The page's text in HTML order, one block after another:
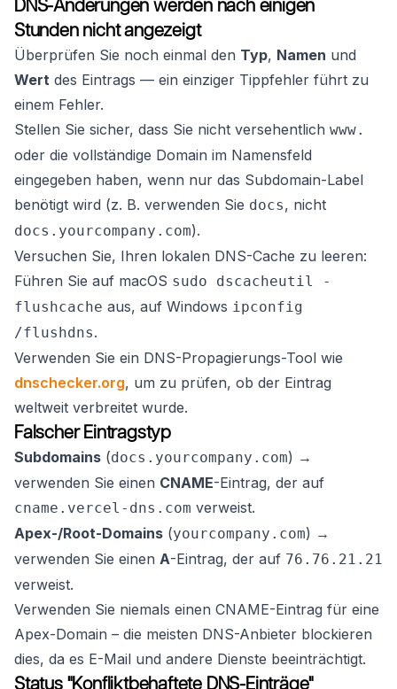
DNS-Änderungen werden nach einigen
Stunden nicht angezeigt
Überprüfen Sie noch einmal den Typ, Namen und
Wert des Eintrags — ein einziger Tippfehler führt zu
einem Fehler.
Stellen Sie sicher, dass Sie nicht versehentlich www.
oder die vollständige Domain im Namensfeld
eingegeben haben, wenn nur das Subdomain-Label
benötigt wird (z. B. verwenden Sie docs, nicht
docs.yourcompany.com).
Versuchen Sie, Ihren lokalen DNS-Cache zu leeren:
Führen Sie auf macOS sudo dscacheutil -
flushcache aus, auf Windows ipconfig
/flushdns.
Verwenden Sie ein DNS-Propagierungs-Tool wie
dnschecker.org, um zu prüfen, ob der Eintrag
weltweit verbreitet wurde.
Falscher Eintragstyp
Subdomains (docs.yourcompany.com) →
verwenden Sie einen CNAME-Eintrag, der auf
cname.vercel-dns.com verweist.
Apex-/Root-Domains (yourcompany.com) →
verwenden Sie einen A-Eintrag, der auf 76.76.21.21
verweist.
Verwenden Sie niemals einen CNAME-Eintrag für eine
Apex-Domain – die meisten DNS-Anbieter blockieren
dies, da es E-Mail und andere Dienste beeinträchtigt.
Status "Konfliktbehaftete DNS-Einträge"